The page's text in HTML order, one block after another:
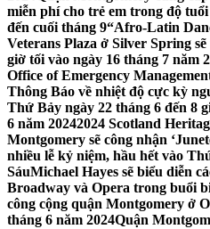
miễn phí cho trẻ em trong độ
đến cuối tháng 9“Afro-Latin
Veterans Plaza ở Silver Spring
giờ tối vào ngày 16 tháng 7 năm
Office of Emergency
Thông Báo về nhiệt độ cực kỳ
Thứ Bảy ngày 22 tháng 6 đến 8
6 năm 20242024 Scotland
Montgomery sẽ công nhận
nhiều lễ kỷ niệm, hầu hết vào
SáuMichael Hayes sẽ biểu diễn
Broadway và Opera trong buổi
công cộng quận Montgomery ở
tháng 6 năm 2024Quận